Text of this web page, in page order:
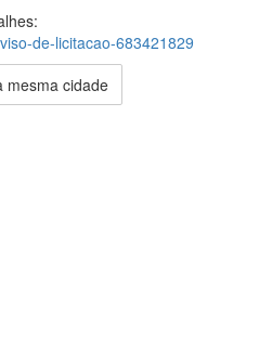
de-licitacao-683421829
mesma cidade